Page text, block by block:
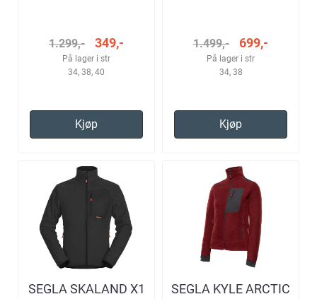
1.299,- 349,-
På lager i str
34, 38, 40
Kjøp
1.499,- 699,-
På lager i str
34, 38
Kjøp
SEGLA SKALAND X1
SEGLA KYLE ARCTIC